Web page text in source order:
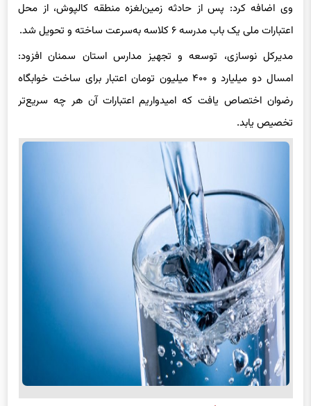
وی اضافه کرد: پس از حادثه زمین‌لغزه منطقه کالپوش، از محل
اعتبارات ملی یک باب مدرسه ۶ کلاسه به‌سرعت ساخته و تحویل شد.
مدیرکل نوسازی، توسعه و تجهیز مدارس استان سمنان افزود:
امسال دو میلیارد و ۴۰۰ میلیون تومان اعتبار برای ساخت خوابگاه
رضوان اختصاص یافت که امیدواریم اعتبارات آن هر چه سریع‌تر
تخصیص یابد.‌